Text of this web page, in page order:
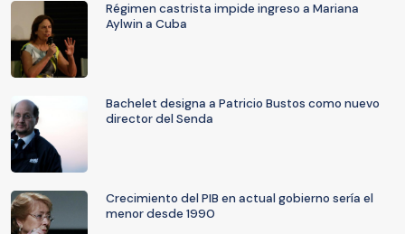
Régimen castrista impide ingreso a Mariana
Aylwin a Cuba
Bachelet designa a Patricio Bustos como nuevo
director del Senda
Crecimiento del PIB en actual gobierno sería el
menor desde 1990